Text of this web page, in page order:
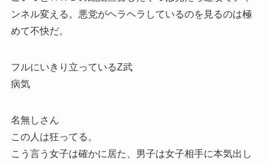
ンネル変える。悪党がヘラヘラしているのを見るのは極
めて不快だ。
フルにいきり立っているZ武
病気
名無しさん
この人は狂ってる。
こう言う女子は確かに居た、男子は女子相手に本気出し